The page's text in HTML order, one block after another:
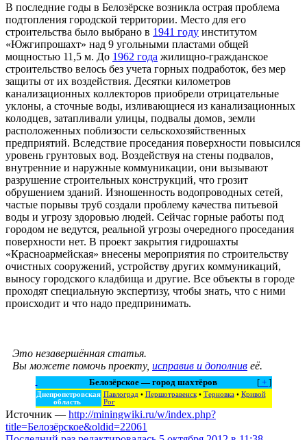
В последние годы в Белозёрске возникла острая проблема
подтопления городской территории. Место для его
строительства было выбрано в 1941 году институтом
«Южгипрошахт» над 9 угольными пластами общей
мощностью 11,5 м. До 1962 года жилищно-гражданское
строительство велось без учета горных подработок, без мер
защиты от их воздействия. Десятки километров
канализационных коллекторов приобрели отрицательные
уклоны, а сточные воды, изливающиеся из канализационных
колодцев, затапливали улицы, подвалы домов, земли
расположенных поблизости сельскохозяйственных
предприятий. Вследствие проседания поверхности повысился
уровень грунтовых вод. Воздействуя на стены подвалов,
внутренние и наружные коммуникации, они вызывают
разрушение строительных конструкций, что грозит
обрушением зданий. Изношенность водопроводных сетей,
частые порывы труб создали проблему качества питьевой
воды и угрозу здоровью людей. Сейчас горные работы под
городом не ведутся, реальной угрозы очередного проседания
поверхности нет. В проект закрытия гидрошахты
«Красноармейская» внесены мероприятия по строительству
очистных сооружений, устройству других коммуникаций,
выносу городского кладбища и другие. Все объекты в городе
проходят специальную экспертизу, чтобы знать, что с ними
происходит и что надо предпринимать.
Это незавершённая статья.
Вы можете помочь проекту, исправив и дополнив её.
[+ ]
Белозёрское — город шахтёров
Днепропетровская
область
Павлоград • Першотравенск• Терновка• Кривой
Рог
Источник — http://miningwiki.ru/w/index.php?
title=Белозёрское&oldid=22061